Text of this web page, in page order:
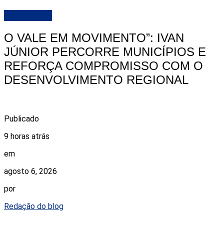
O VALE EM MOVIMENTO”: IVAN
JÚNIOR PERCORRE MUNICÍPIOS E
REFORÇA COMPROMISSO COM O
DESENVOLVIMENTO REGIONAL
Publicado
9 horas atrás
em
agosto 6, 2026
por
Redação do blog